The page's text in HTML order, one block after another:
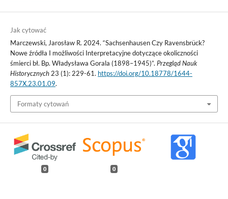
Jak cytować
Marczewski, Jarosław R. 2024. “Sachsenhausen Czy Ravensbrück?
Nowe źródła I możliwości Interpretacyjne dotyczące okoliczności
śmierci bł. Bp. Władysława Gorala (1898–1945)”. Przegląd Nauk
Historycznych23 (1): 229-61. https://doi.org/10.18778/1644-
857X.23.01.09.
Formaty cytowań
0 0